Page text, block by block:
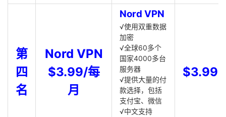
第
四
名
Nord VPN
$3.99/每
月
Nord VPN
√使用双重数据
加密
√全球60多个
国家4000多台
服务器
√提供大量的付
款选择，包括
支付宝、微信
√中文支持
$3.99